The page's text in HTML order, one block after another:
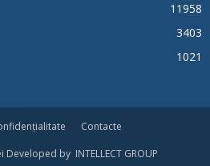
11958
3403
1021
Contacte
by INTELLECT GROUP